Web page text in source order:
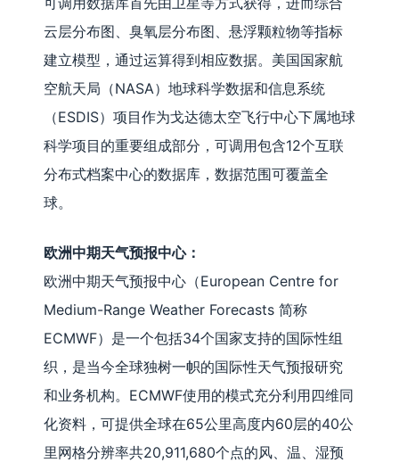
云层分布图、臭氧层分布图、悬浮颗粒物等指标
建立模型，通过运算得到相应数据。美国国家航
空航天局（NASA）地球科学数据和信息系统
（ESDIS）项目作为戈达德太空飞行中心下属地球
科学项目的重要组成部分，可调用包含12个互联
分布式档案中心的数据库，数据范围可覆盖全
球。
欧洲中期天气预报中心：
欧洲中期天气预报中心（European Centre for
Medium-Range Weather Forecasts 简称
ECMWF）是一个包括34个国家支持的国际性组
织，是当今全球独树一帜的国际性天气预报研究
和业务机构。ECMWF使用的模式充分利用四维同
化资料，可提供全球在65公里高度内60层的40公
里网格分辨率共20,911,680个点的风、温、湿预